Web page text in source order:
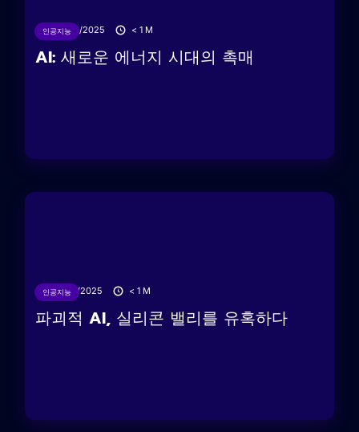
인공지능
26/06/2025 < 1 M
AI: 새로운 에너지 시대의 촉매
인공지능
21/06/2025 < 1 M
파괴적 AI, 실리콘 밸리를 유혹하다